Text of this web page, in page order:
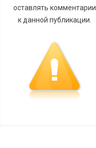
оставлять комментарии
к данной публикации.